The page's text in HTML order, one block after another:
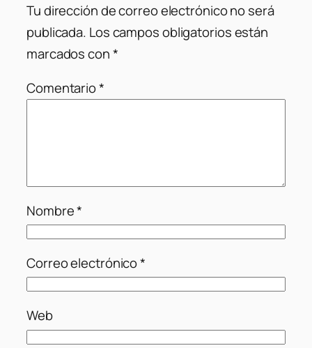
Tu dirección de correo electrónico no será
publicada. Los campos obligatorios están
marcados con*
Comentario*
Nombre*
Correo electrónico*
Web